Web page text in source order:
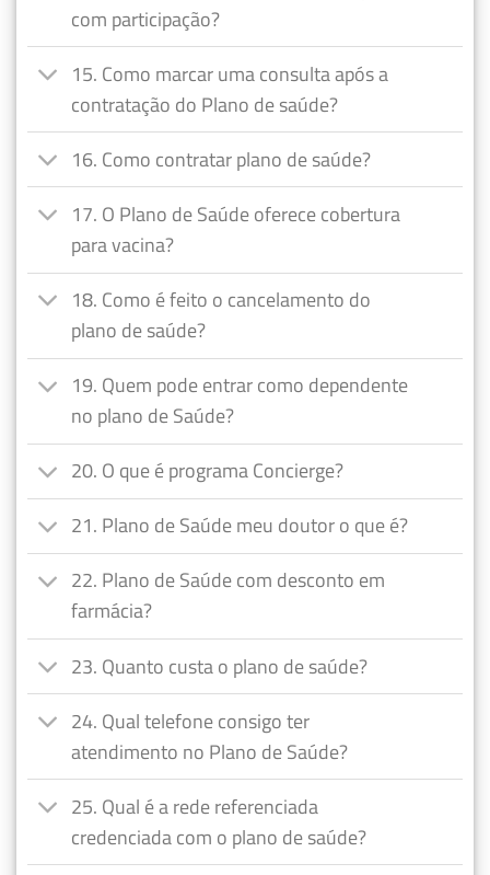
com participação?
15. Como marcar uma consulta após a
contratação do Plano de saúde?
16. Como contratar plano de saúde?
17. O Plano de Saúde oferece cobertura
para vacina?
18. Como é feito o cancelamento do
plano de saúde?
19. Quem pode entrar como dependente
no plano de Saúde?
20. O que é programa Concierge?
21. Plano de Saúde meu doutor o que é?
22. Plano de Saúde com desconto em
farmácia?
23. Quanto custa o plano de saúde?
24. Qual telefone consigo ter
atendimento no Plano de Saúde?
25. Qual é a rede referenciada
credenciada com o plano de saúde?